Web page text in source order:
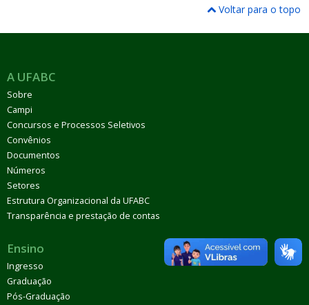
Voltar para o topo
A UFABC
Sobre
Campi
Concursos e Processos Seletivos
Convênios
Documentos
Números
Setores
Estrutura Organizacional da UFABC
Transparência e prestação de contas
Ensino
Ingresso
Graduação
Pós-Graduação